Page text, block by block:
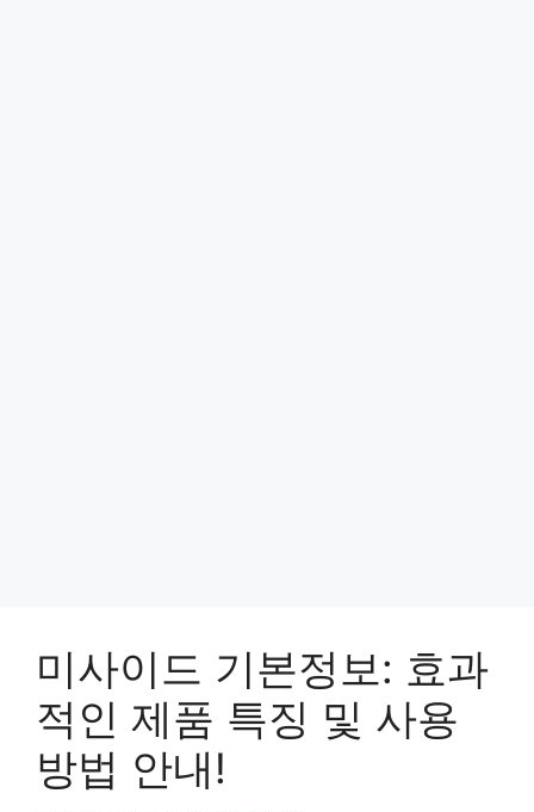
미사이드 기본정보: 효과
적인 제품 특징 및 사용
방법 안내!